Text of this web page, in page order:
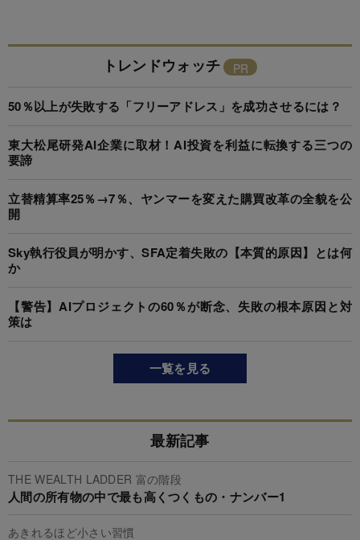
トレンドウォッチ
50％以上が失敗する「フリーアドレス」を成功させるには？
東大松尾研発AI企業に取材！AI投資を利益に転換する三つの
要諦
立替精算率25％→7％、ヤンマーを変えた購買改革の全貌を公
開
Sky執行役員が明かす、SFA定着失敗の【本質的原因】とは何
か
【警告】AIプロジェクトの60％が断念、失敗の根本原因と対
策は
一覧を見る
最新記事
THE WEALTH LADDER 富の階段
人間の所有物の中で最も高くつくもの・ナンバー1
あきれるほど小さい習慣